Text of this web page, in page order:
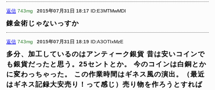
返信 743mg 2015年07月31日 18:17 ID:E3MTMwMDI
錬金術じゃないっすか
返信 743mg 2015年07月31日 18:19 ID:A3OTIxMzE
多分、加工しているのはアンティーク銀貨 昔は安いコインで
も銀貨だったと思う。25セントとか。
今のコインは白銅とか
に変わっちゃった。
この作業時間はギネス風の演出。（最近
はギネス記録大安売り！って感じ）売り物を作ろうとすれば